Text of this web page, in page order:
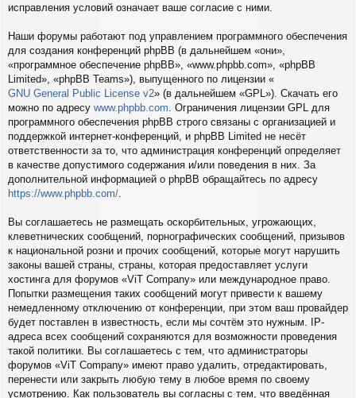
исправления условий означает ваше согласие с ними.
Наши форумы работают под управлением программного обеспечения
для создания конференций phpBB (в дальнейшем «они»,
«программное обеспечение phpBB», «www.phpbb.com», «phpBB
Limited», «phpBB Teams»), выпущенного по лицензии «
GNU General Public License v2» (в дальнейшем «GPL»). Скачать его
можно по адресу www.phpbb.com . Ограничения лицензии GPL для
программного обеспечения phpBB строго связаны с организацией и
поддержкой интернет-конференций, и phpBB Limited не несёт
ответственности за то, что администрация конференций определяет
в качестве допустимого содержания и/или поведения в них. За
дополнительной информацией о phpBB обращайтесь по адресу
https://www.phpbb.com/
Вы соглашаетесь не размещать оскорбительных, угрожающих,
клеветнических сообщений, порнографических сообщений, призывов
к национальной розни и прочих сообщений, которые могут нарушить
законы вашей страны, страны, которая предоставляет услуги
хостинга для форумов «ViT Company» или международное право.
Попытки размещения таких сообщений могут привести к вашему
немедленному отключению от конференции, при этом ваш провайдер
будет поставлен в известность, если мы сочтём это нужным. IP-
адреса всех сообщений сохраняются для возможности проведения
такой политики. Вы соглашаетесь с тем, что администраторы
форумов «ViT Company» имеют право удалить, отредактировать,
перенести или закрыть любую тему в любое время по своему
усмотрению. Как пользователь вы согласны с тем, что введённая